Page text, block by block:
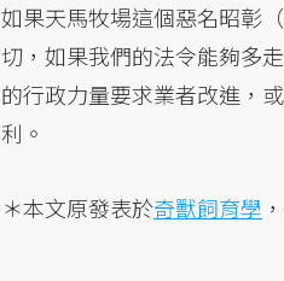
如果天馬牧場這個惡名昭彰
切，如果我們的法令能夠多
的行政力量要求業者改進，
利。
＊本文原發表於奇獸飼育學